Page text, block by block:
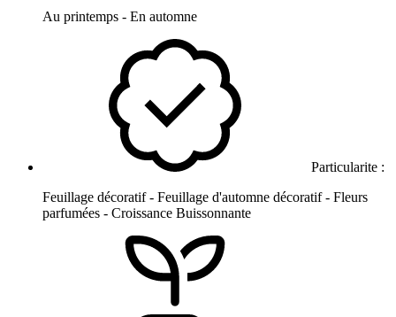
Au printemps - En automne
Particularite :
Feuillage décoratif - Feuillage d'automne décoratif - Fleurs
parfumées - Croissance Buissonnante